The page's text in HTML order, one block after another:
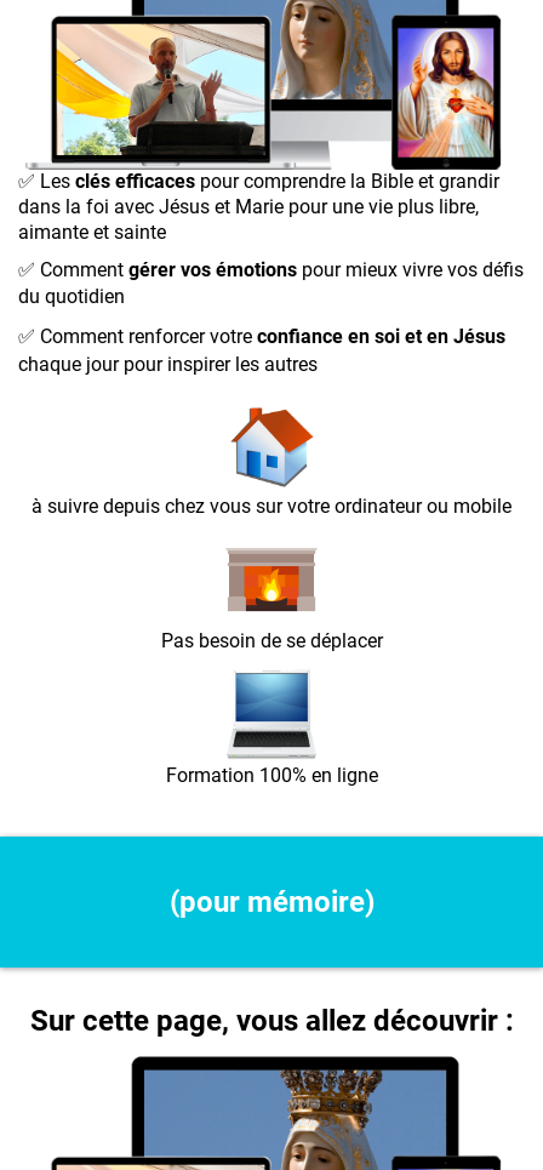
✅ Les clés efficaces pour comprendre la Bible et grandir
dans la foi avec Jésus et Marie pour une vie plus libre,
aimante et sainte
✅ Comment gérer vos émotions pour mieux vivre vos défis
du quotidien
✅ Comment renforcer votre confiance en soi et en Jésus
chaque jour pour inspirer les autres
à suivre depuis chez vous sur votre ordinateur ou mobile
Pas besoin de se déplacer
Formation 100% en ligne
(pour mémoire)
Sur cette page, vous allez découvrir :